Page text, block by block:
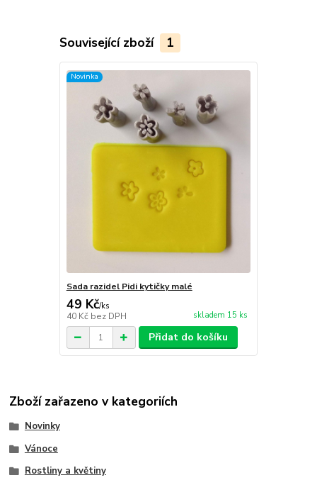
Související zboží 1
Novinka
Sada razidel Pidi kytičky malé
49 Kč/ks
40 Kč bez DPH skladem 15 ks
Přidat do košíku
Zboží zařazeno v kategoriích
Novinky
Vánoce
Rostliny a květiny